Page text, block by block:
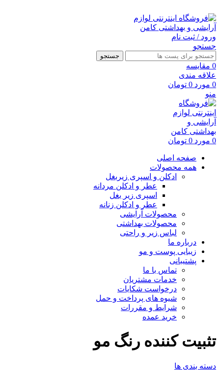
ورود / ثبت نام
جستجو
جستجو
0 مقايسه
علاقه مندی
0 مورد 0 تومان
منو
0 مورد 0 تومان
صفحه اصلی
همه محصولات
ادکلن و اسپری زیربغل
عطر و ادکلن مردانه
اسپری زیر بغل
عطر و ادکلن زنانه
محصولات آرایشی
محصولات بهداشتی
لباس زیر و راحتی
درباره ما
زیبایی پوست و مو
پشتیبانی
تماس با ما
خدمات مشتریان
درخواست شکایات
شیوه های پرداخت و حمل
شرایط و مقررات
خرید عمده
تثبیت کننده رنگ مو
دسته بندی ها